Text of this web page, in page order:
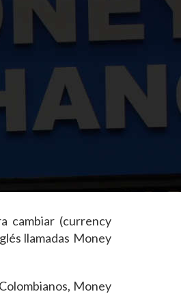
cambiar (currency
llamadas Money
Money